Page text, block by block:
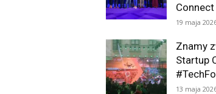
Connect
19 maja
Znamy
Startup
13 maja